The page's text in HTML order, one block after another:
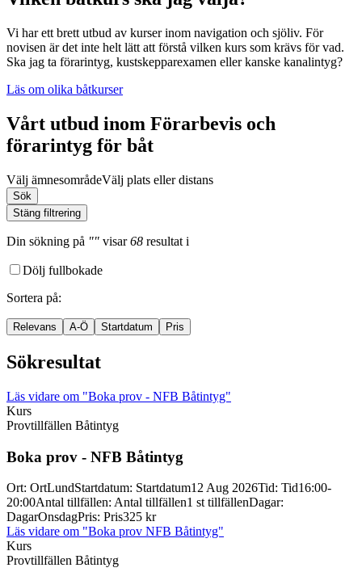
Vi har ett brett utbud av kurser inom navigation och sjöliv. För
novisen är det inte helt lätt att förstå vilken kurs som krävs för vad.
Ska jag ta förarintyg, kustskepparexamen eller kanske kanalintyg?
Läs om olika båtkurser
Vårt utbud inom Förarbevis och
förarintyg för båt
Välj ämnesområdeVälj plats eller distans
Sök
Stäng filtrering
Din sökning på "" visar68 resultat i
Dölj fullbokade
Sortera på:
Relevans A-Ö Startdatum Pris
Sökresultat
Läs vidare om "Boka prov - NFB Båtintyg"
Kurs
Provtillfällen Båtintyg
Boka prov - NFB Båtintyg
Ort: OrtLundStartdatum: Startdatum12 Aug 2026Tid: Tid16:00-
20:00Antal tillfällen: Antal tillfällen1 st tillfällenDagar:
DagarOnsdagPris: Pris325 kr
Läs vidare om "Boka prov NFB Båtintyg"
Kurs
Provtillfällen Båtintyg